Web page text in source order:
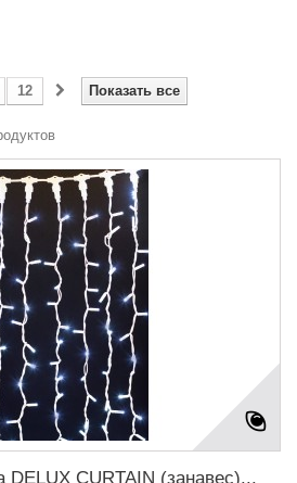
Показать все
12
DELUX CURTAIN (занавес)...